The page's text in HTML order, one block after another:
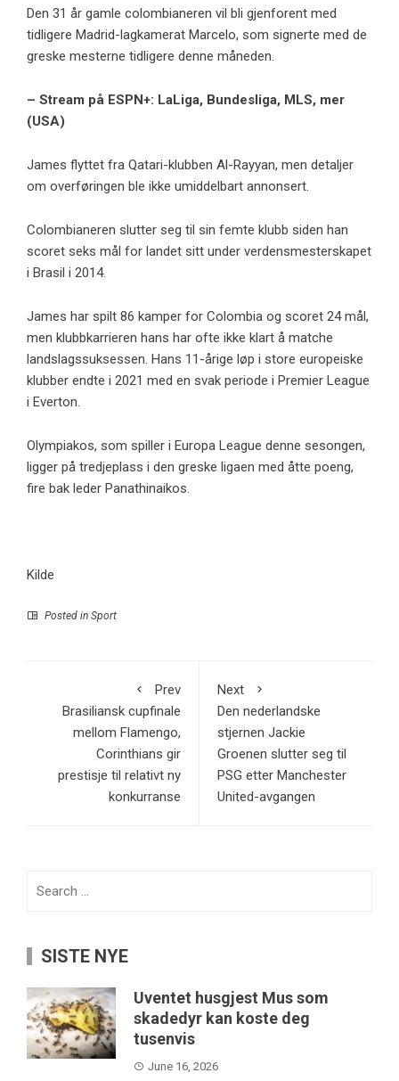
Den 31 år gamle colombianeren vil bli gjenforent med
tidligere Madrid-lagkamerat Marcelo, som signerte med de
greske mesterne tidligere denne måneden.
– Stream på ESPN+: LaLiga, Bundesliga, MLS, mer
(USA)
James flyttet fra Qatari-klubben Al-Rayyan, men detaljer
om overføringen ble ikke umiddelbart annonsert.
Colombianeren slutter seg til sin femte klubb siden han
scoret seks mål for landet sitt under verdensmesterskapet
i Brasil i 2014.
James har spilt 86 kamper for Colombia og scoret 24 mål,
men klubbkarrieren hans har ofte ikke klart å matche
landslagssuksessen. Hans 11-årige løp i store europeiske
klubber endte i 2021 med en svak periode i Premier League
i Everton.
Olympiakos, som spiller i Europa League denne sesongen,
ligger på tredjeplass i den greske ligaen med åtte poeng,
fire bak leder Panathinaikos.
Kilde
Posted in Sport
Prev
Brasiliansk cupfinale
mellom Flamengo,
Corinthians gir
prestisje til relativt ny
konkurranse
Next
Den nederlandske
stjernen Jackie
Groenen slutter seg til
PSG etter Manchester
United-avgangen
SISTE NYE
Uventet husgjest Mus som
skadedyr kan koste deg
tusenvis
June 16, 2026